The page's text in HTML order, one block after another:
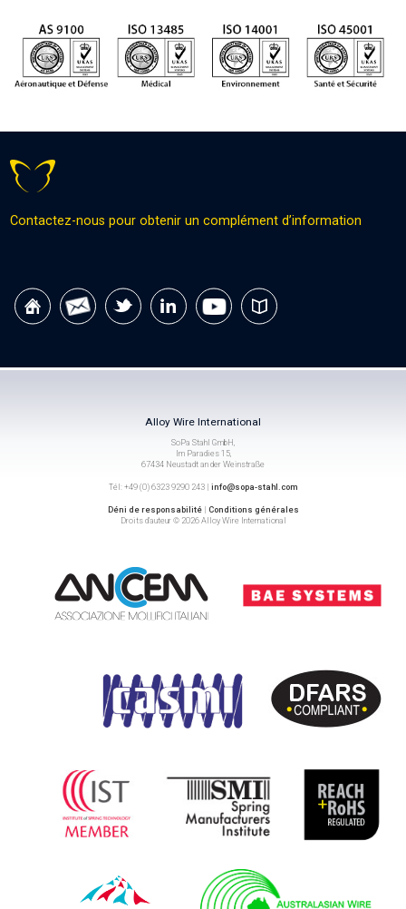
Contactez-nous pour obtenir un complément d’information
Alloy Wire International
SoPa Stahl GmbH,
Im Paradies 15,
67434 Neustadt an der Weinstraße
Tél: +49 (0) 6323 9290 243 | info@sopa-stahl.com
Déni de responsabilité| Conditions générales
Droits d’auteur © 2026 Alloy Wire International